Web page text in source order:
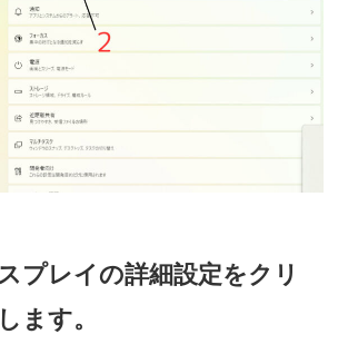
プレイの詳細設定をクリ
ます。